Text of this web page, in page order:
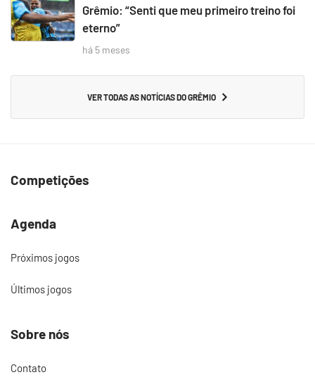
Grêmio: “Senti que meu primeiro treino foi
eterno”
há 5 meses
VER TODAS AS NOTÍCIAS DO GRÊMIO
Competições
Agenda
Próximos jogos
Últimos jogos
Sobre nós
Contato